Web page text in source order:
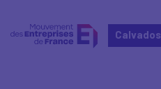
Calvados